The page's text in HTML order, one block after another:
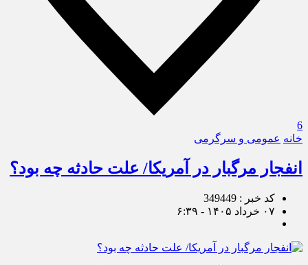
6
خانه عمومی و سرگرمی
انفجار مرگبار در آمریکا/ علت حادثه چه بود؟
کد خبر : 349449
۰۷ خرداد ۱۴۰۵ - ۶:۳۹